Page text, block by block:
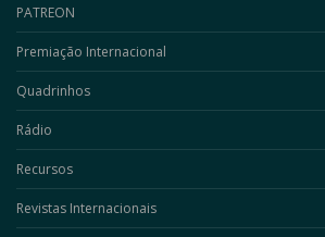
PATREON
Premiação Internacional
Quadrinhos
Rádio
Recursos
Revistas Internacionais